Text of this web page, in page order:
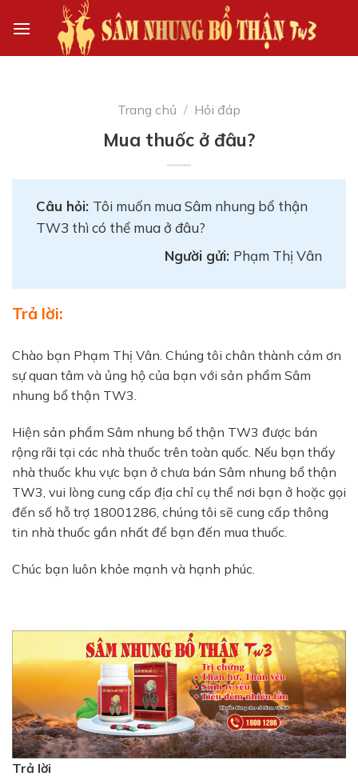
Trang chủ / Hỏi đáp
Mua thuốc ở đâu?
Câu hỏi: Tôi muốn mua Sâm nhung bổ thận
TW3 thì có thể mua ở đâu?
Người gửi: Phạm Thị Vân
Trả lời:
Chào bạn Phạm Thị Vân. Chúng tôi chân thành cảm ơn
sự quan tâm và ủng hộ của bạn với sản phẩm Sâm
nhung bổ thận TW3.
Hiện sản phẩm Sâm nhung bổ thận TW3 được bán
rộng rãi tại các nhà thuốc trên toàn quốc. Nếu bạn thấy
nhà thuốc khu vực bạn ở chưa bán Sâm nhung bổ thận
TW3, vui lòng cung cấp địa chỉ cụ thể nơi bạn ở hoặc gọi
đến số hỗ trợ 18001286, chúng tôi sẽ cung cấp thông
tin nhà thuốc gần nhất để bạn đến mua thuốc.
Chúc bạn luôn khỏe mạnh và hạnh phúc.
Trả lời